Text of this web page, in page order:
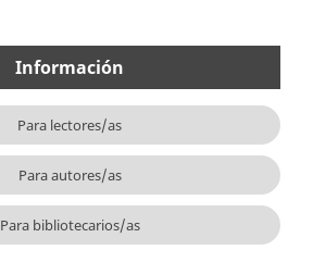
Información
Para lectores/as
Para autores/as
Para bibliotecarios/as